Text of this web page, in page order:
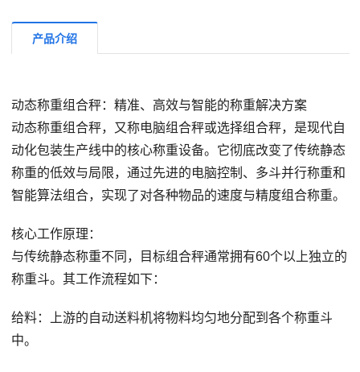
产品介绍
动态称重组合秤：精准、高效与智能的称重解决方案
动态称重组合秤，又称电脑组合秤或选择组合秤，是现代自
动化包装生产线中的核心称重设备。它彻底改变了传统静态
称重的低效与局限，通过先进的电脑控制、多斗并行称重和
智能算法组合，实现了对各种物品的速度与精度组合称重。
核心工作原理：
与传统静态称重不同，目标组合秤通常拥有60个以上独立的
称重斗。其工作流程如下：
给料：上游的自动送料机将物料均匀地分配到各个称重斗
中。